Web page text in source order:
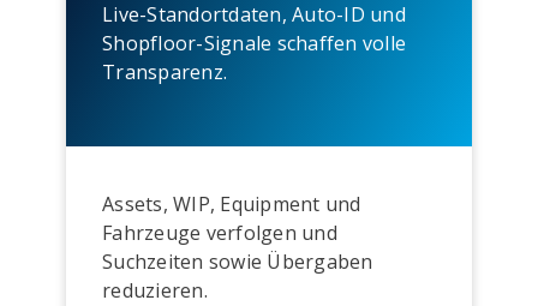
Live-Standortdaten, Auto-ID und
Shopfloor-Signale schaffen volle
Transparenz.
Assets, WIP, Equipment und
Fahrzeuge verfolgen und
Suchzeiten sowie Übergaben
reduzieren.